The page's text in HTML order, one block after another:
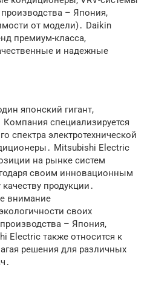
– Япония,
от модели)․ Daikin
премиум-класса,
и надежные
японский гигант,
специализируется
спектра электротехнической
Mitsubishi Electric
на рынке систем
своим инновационным
продукции․
внимание
своих
– Япония,
Electric также относится к
решения для различных